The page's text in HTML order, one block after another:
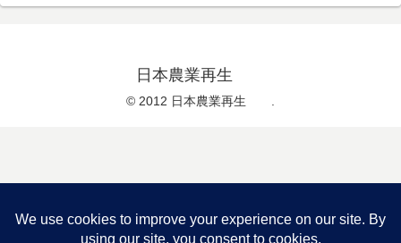
日本農業再生
© 2012 日本農業再生 .